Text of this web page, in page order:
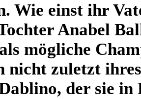
Wie einst ihr
Anabel
mögliche
nicht zuletzt
der sie in